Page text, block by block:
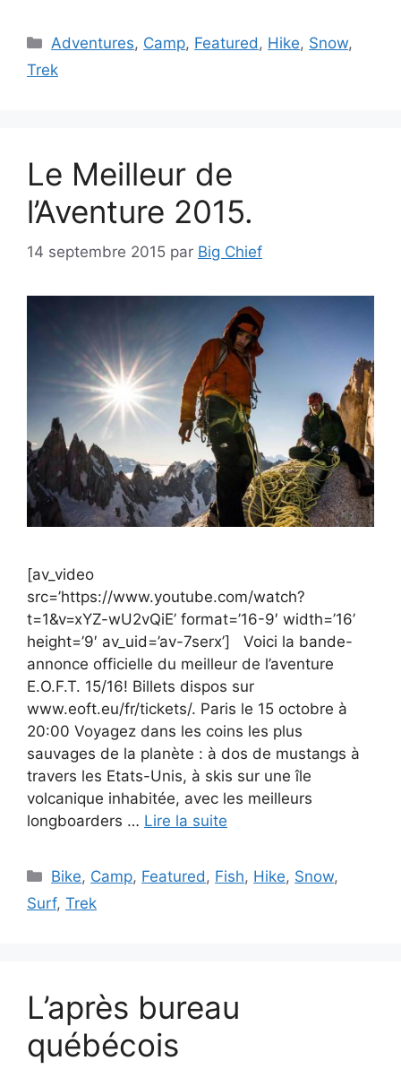
Catégories
Adventures, Camp, Featured, Hike, Snow,
Trek
Le Meilleur de
l’Aventure 2015.
14 septembre 2015 par Big Chief
[av_video
src=’https://www.youtube.com/watch?
t=1&v=xYZ-wU2vQiE’ format=’16-9′ width=’16’
height=’9′ av_uid=’av-7serx’] Voici la bande-
annonce officielle du meilleur de l’aventure
E.O.F.T. 15/16! Billets dispos sur
www.eoft.eu/fr/tickets/. Paris le 15 octobre à
20:00 Voyagez dans les coins les plus
sauvages de la planète : à dos de mustangs à
travers les Etats-Unis, à skis sur une île
volcanique inhabitée, avec les meilleurs
longboarders … Lire la suite
Catégories
Bike, Camp, Featured , Fish, Hike, Snow,
Surf, Trek
L’après bureau
québécois